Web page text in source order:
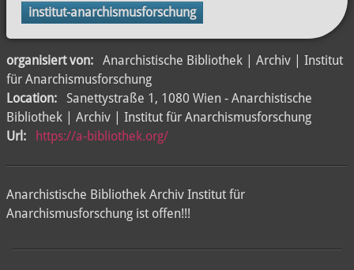
institut-anarchismusforschung
organisiert von:
Anarchistische Bibliothek | Archiv | Institut
für Anarchismusforschung
Location:
Sanettystraße 1, 1080 Wien - Anarchistische
Bibliothek | Archiv | Institut für Anarchismusforschung
Url:
https://a-bibliothek.org/
Anarchistische Bibliothek Archiv Institut für
Anarchismusforschung ist offen!!!